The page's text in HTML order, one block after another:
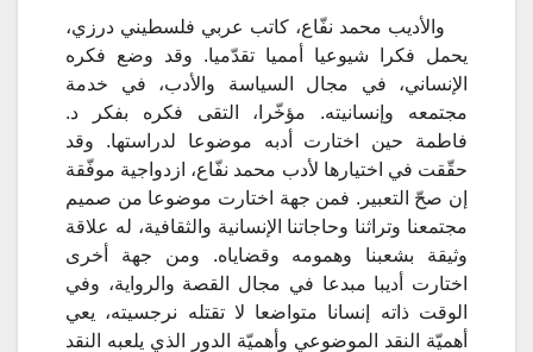
والأديب محمد نفّاع، كاتب عربي فلسطيني درزي،
يحمل فكرا شيوعيا أمميا تقدّميا. وقد وضع فكره
الإنساني، في مجال السياسة والأدب، في خدمة
مجتمعه وإنسانيته. مؤخّرا، التقى فكره بفكر د.
فاطمة حين اختارت أدبه موضوعا لدراستها. وقد
حقّقت في اختيارها لأدب محمد نفّاع، ازدواجية موفّقة
إن صحّ التعبير. فمن جهة اختارت موضوعا من صميم
مجتمعنا وتراثنا وحاجاتنا الإنسانية والثقافية، له علاقة
وثيقة بشعبنا وهمومه وقضاياه. ومن جهة أخرى
اختارت أديبا مبدعا في مجال القصة والرواية، وفي
الوقت ذاته إنسانا متواضعا لا تقتله نرجسيته، يعي
أهميّة النقد الموضوعي وأهميّة الدور الذي يلعبه النقد